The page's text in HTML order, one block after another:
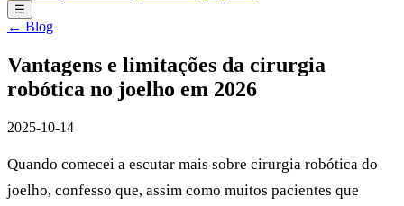
☰
← Blog
Vantagens e limitações da cirurgia
robótica no joelho em 2026
2025-10-14
Quando comecei a escutar mais sobre cirurgia robótica do
joelho, confesso que, assim como muitos pacientes que